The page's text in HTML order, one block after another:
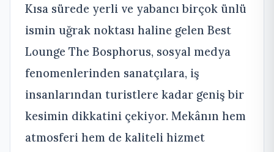
Kısa sürede yerli ve yabancı birçok ünlü
ismin uğrak noktası haline gelen Best
Lounge The Bosphorus, sosyal medya
fenomenlerinden sanatçılara, iş
insanlarından turistlere kadar geniş bir
kesimin dikkatini çekiyor. Mekânın hem
atmosferi hem de kaliteli hizmet